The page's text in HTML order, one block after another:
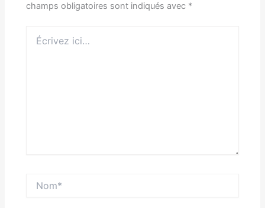
champs obligatoires sont indiqués avec *
ici…